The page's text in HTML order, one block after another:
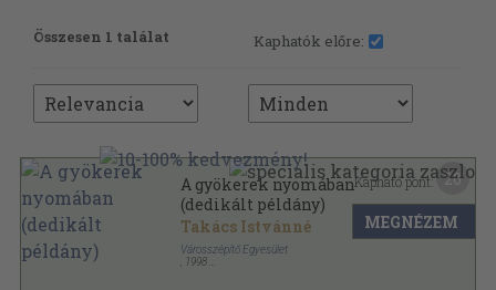
Összesen 1 találat Kaphatók előre:
A gyökerek nyomában
(dedikált példány)
Takács Istvánné
Városszépítő Egyesület
1998
Kapható pont: 20
MEGNÉZEM